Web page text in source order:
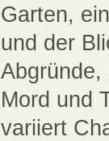
Garten,
und der
Mord und
variiert